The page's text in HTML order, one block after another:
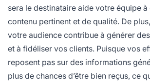
sera le destinataire aide votre équipe
contenu pertinent et de qualité. De
votre audience contribue à générer
et à fidéliser vos clients. Puisque vos
reposent pas sur des informations
plus de chances d’être bien reçus, ce